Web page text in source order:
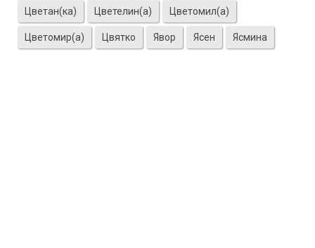
Цветан(ка) Цветелин(а) Цветомил(а)
Цветомир(а) Цвятко Явор Ясен Ясмина